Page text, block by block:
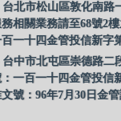
北市松山區敦化南路
相關業務請至68號2
百一十四金管投信新字
中市北屯區崇德路二
：一百一十四金管投信
號：96年7月30日金